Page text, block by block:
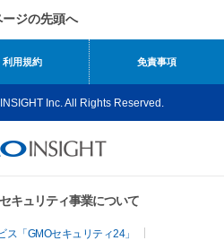
ージの先頭へ
利用規約 免責事項
Inc. All Rights Reserved.
キュリティ事業について
「GMOセキュリティ24」